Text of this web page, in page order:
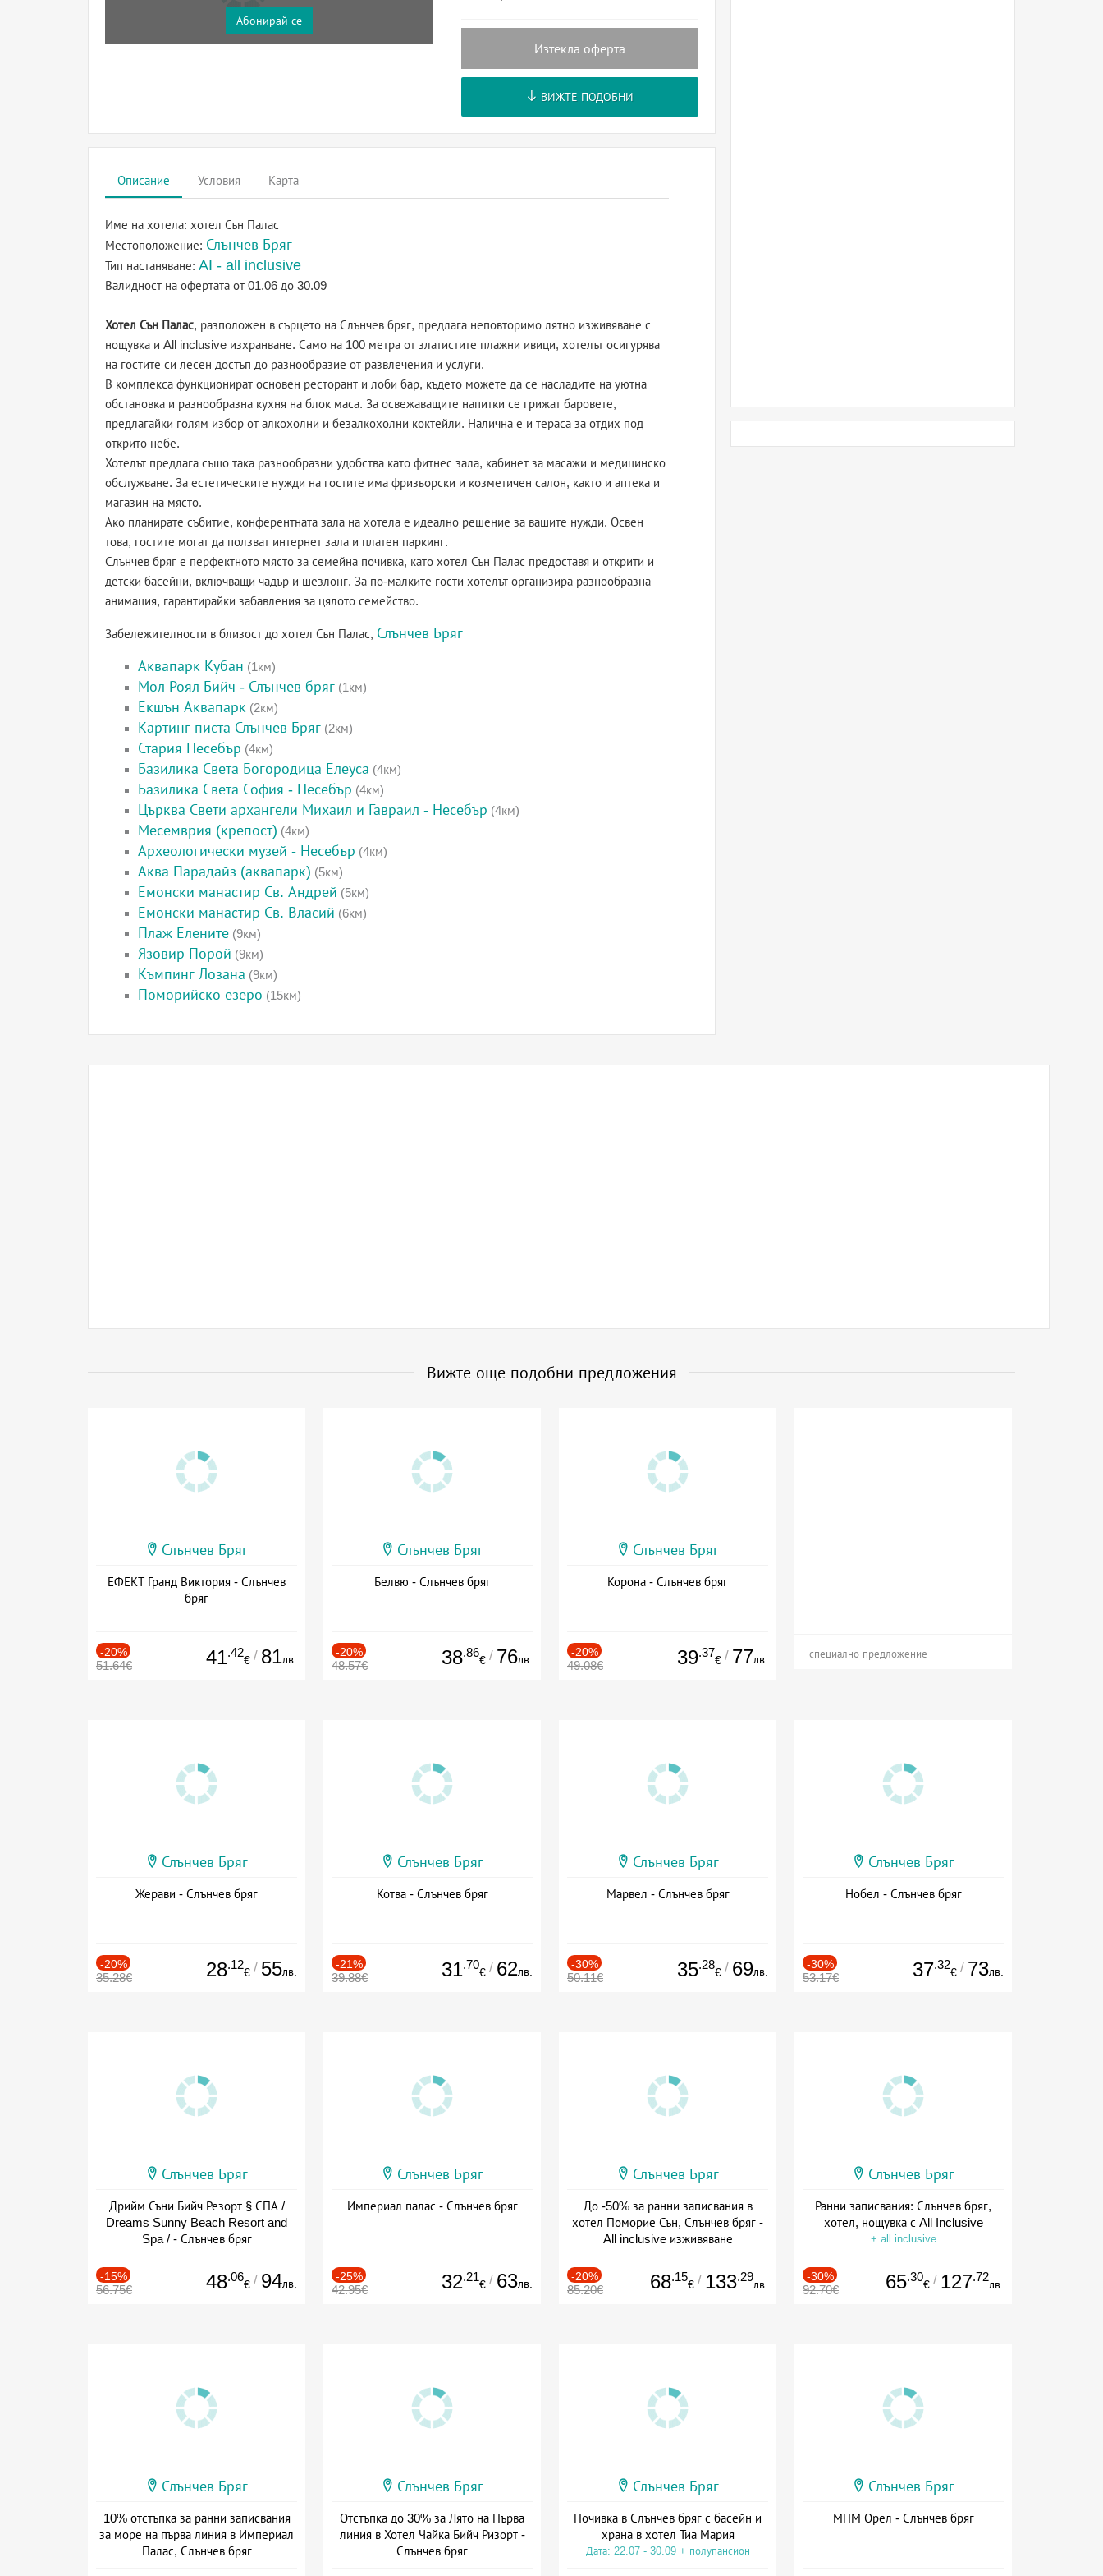
Абонирай се
Изтекла оферта
ВИЖТЕ ПОДОБНИ
Описание Условия Карта
Име на хотела: хотел Сън Палас
Местоположение: Слънчев Бряг
Тип настаняване: AI - all inclusive
Валидност на офертата от 01.06 до 30.09
Хотел Сън Палас, разположен в сърцето на Слънчев бряг, предлага неповторимо лятно изживяване с
нощувка и All inclusive изхранване. Само на 100 метра от златистите плажни ивици, хотелът осигурява
на гостите си лесен достъп до разнообразие от развлечения и услуги.
В комплекса функционират основен ресторант и лоби бар, където можете да се насладите на уютна
обстановка и разнообразна кухня на блок маса. За освежаващите напитки се грижат баровете,
предлагайки голям избор от алкохолни и безалкохолни коктейли. Налична е и тераса за отдих под
открито небе.
Хотелът предлага също така разнообразни удобства като фитнес зала, кабинет за масажи и медицинско
обслужване. За естетическите нужди на гостите има фризьорски и козметичен салон, както и аптека и
магазин на място.
Ако планирате събитие, конферентната зала на хотела е идеално решение за вашите нужди. Освен
това, гостите могат да ползват интернет зала и платен паркинг.
Слънчев бряг е перфектното място за семейна почивка, като хотел Сън Палас предоставя и открити и
детски басейни, включващи чадър и шезлонг. За по-малките гости хотелът организира разнообразна
анимация, гарантирайки забавления за цялото семейство.
Забележителности в близост до хотел Сън Палас, Слънчев Бряг
Аквапарк Кубан (1км)
Мол Роял Бийч - Слънчев бряг (1км)
Екшън Аквапарк (2км)
Картинг писта Слънчев Бряг (2км)
Стария Несебър (4км)
Базилика Света Богородица Елеуса (4км)
Базилика Света София - Несебър (4км)
Църква Свети архангели Михаил и Гавраил - Несебър (4км)
Месемврия (крепост) (4км)
Археологически музей - Несебър (4км)
Аква Парадайз (аквапарк) (5км)
Емонски манастир Св. Андрей (5км)
Емонски манастир Св. Власий (6км)
Плаж Елените (9км)
Язовир Порой (9км)
Къмпинг Лозана (9км)
Поморийско езеро (15км)
Вижте още подобни предложения
Слънчев Бряг
ЕФЕКТ Гранд Виктория - Слънчев
бряг
-20%
51.64€ 41.42
€ / 81лв.
Слънчев Бряг
Белвю - Слънчев бряг
-20%
48.57€ 38.86
€ / 76лв.
Слънчев Бряг
Корона - Слънчев бряг
-20%
49.08€ 39.37
€ / 77лв. специално предложение
Слънчев Бряг
Жерави - Слънчев бряг
-20%
35.28€ 28.12
€ / 55лв.
Слънчев Бряг
Котва - Слънчев бряг
-21%
39.88€ 31.70
€ / 62лв.
Слънчев Бряг
Марвел - Слънчев бряг
-30%
50.11€ 35.28
€ / 69лв.
Слънчев Бряг
Нобел - Слънчев бряг
-30%
53.17€ 37.32
€ / 73лв.
Слънчев Бряг
Дрийм Съни Бийч Резорт § СПА /
Dreams Sunny Beach Resort and
Spa / - Слънчев бряг
-15%
56.75€ 48.06
€ / 94лв.
Слънчев Бряг
Империал палас - Слънчев бряг
-25%
42.95€ 32.21
€ / 63лв.
Слънчев Бряг
До -50% за ранни записвания в
хотел Поморие Сън, Слънчев бряг -
All inclusive изживяване
-20%
85.20€ 68.15
€ / 133.29
лв.
Слънчев Бряг
Ранни записвания: Слънчев бряг,
хотел, нощувка с All Inclusive
+ all inclusive
-30%
92.70€ 65.30
€ / 127.72
лв.
Слънчев Бряг
10% отстъпка за ранни записвания
за море на първа линия в Империал
Палас, Слънчев бряг
Слънчев Бряг
Отстъпка до 30% за Лято на Първа
линия в Хотел Чайка Бийч Ризорт -
Слънчев бряг
Слънчев Бряг
Почивка в Слънчев бряг с басейн и
храна в хотел Тиа Мария
Дата: 22.07 - 30.09 + полупансион
Слънчев Бряг
МПМ Орел - Слънчев бряг